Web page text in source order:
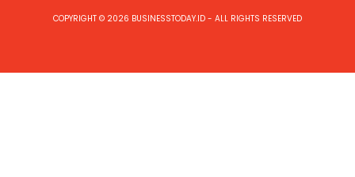
COPYRIGHT © 2026 BUSINESSTODAY.ID - ALL RIGHTS RESERVED